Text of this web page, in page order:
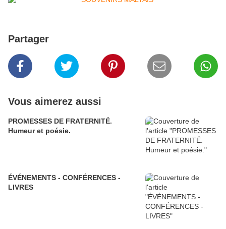
Partager
Vous aimerez aussi
PROMESSES DE FRATERNITÉ.
Humeur et poésie.
ÉVÉNEMENTS - CONFÉRENCES -
LIVRES